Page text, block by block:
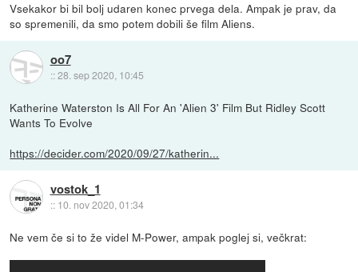
Vsekakor bi bil bolj udaren konec prvega dela. Ampak je prav, da
so spremenili, da smo potem dobili še film Aliens.
oo7
::28. sep 2020, 10:45
Katherine Waterston Is All For An 'Alien 3' Film But Ridley Scott
Wants To Evolve
https://decider.com/2020/09/27/katherin...
vostok_1
:: 10. nov 2020, 01:34
Ne vem če si to že videl M-Power, ampak poglej si, večkrat: